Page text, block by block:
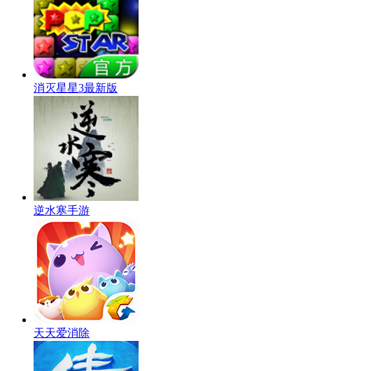
消灭星星3最新版
逆水寒手游
天天爱消除